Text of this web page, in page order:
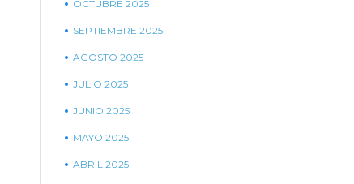
OCTUBRE 2025
SEPTIEMBRE 2025
AGOSTO 2025
JULIO 2025
JUNIO 2025
MAYO 2025
ABRIL 2025